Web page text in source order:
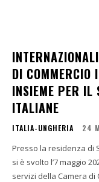
DI COMMERCIO
INSIEME PER IL
ITALIANE
ITALIA-UNGHERIA 24
Presso la residenza di
si è svolto l’7 maggio
servizi della Camera di